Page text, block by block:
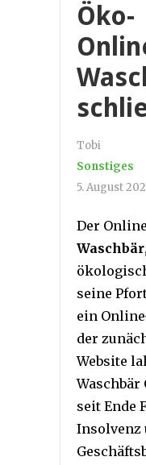
Öko-
Tobi
Sonstiges
5. August
Der
Waschbär
seine
ein
der
Website
Waschbär
seit Ende
Insolvenz